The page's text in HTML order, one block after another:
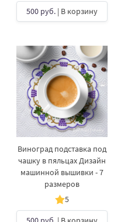
500 руб. | В корзину
Виноград подставка под
чашку в пяльцах Дизайн
машинной вышивки - 7
размеров
5